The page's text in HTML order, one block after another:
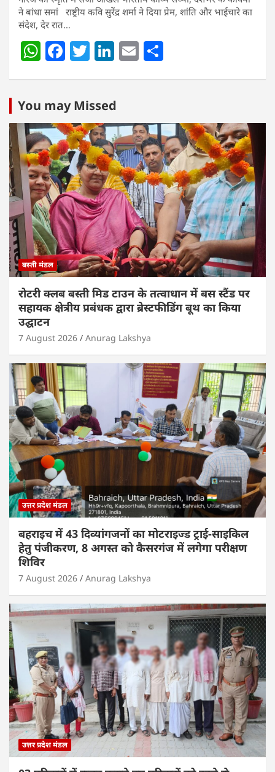
ने बांधा समां राष्ट्रीय कवि सुरेंद्र शर्मा ने दिया प्रेम, शांति और भाईचारे का
संदेश, देर रात…
W
s
A
p
p
F
e
b
o
o
k
T
er
Li
e
dI
n
E
You may Missed
बस्ती मंडल
रोटरी क्लब बस्ती मिड टाउन के तत्वाधान में बस स्टैंड पर
सहायक क्षेत्रीय प्रबंधक द्वारा ब्रेस्टफीडिंग बूथ का किया
उद्घाटन
7 August 2026 Anurag Lakshya
उत्तर प्रदेश मंडल
बहराइच में 43 दिव्यांगजनों का मोटराइज्ड ट्राई-साइकिल
हेतु पंजीकरण, 8 अगस्त को कैसरगंज में लगेगा परीक्षण
शिविर
7 August 2026 Anurag Lakshya
उत्तर प्रदेश मंडल